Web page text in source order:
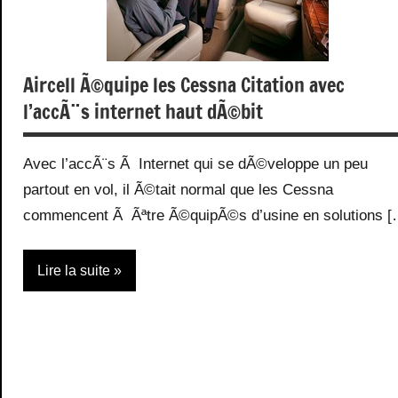
Aircell Ã©quipe les Cessna Citation avec
l’accÃ¨s internet haut dÃ©bit
Avec l’accÃ¨s Ã Internet qui se dÃ©veloppe un peu
partout en vol, il Ã©tait normal que les Cessna
commencent Ã Ãªtre Ã©quipÃ©s d’usine en solutions
Lire la suite